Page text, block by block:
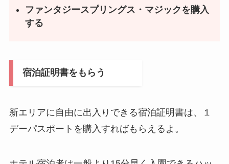
ファンタジースプリングス・マジックを購入
する
宿泊証明書をもらう
新エリアに自由に出入りできる宿泊証明書は、１
デーパスポートを購入すればもらえるよ。